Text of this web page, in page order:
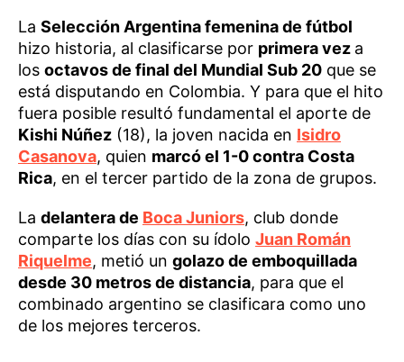
La Selección Argentina femenina de fútbol
hizo historia, al clasificarse por primera vez a
los octavos de final del Mundial Sub 20 que se
está disputando en Colombia. Y para que el hito
fuera posible resultó fundamental el aporte de
Kishi Núñez (18), la joven nacida en Isidro
Casanova, quien marcó el 1-0 contra Costa
Rica, en el tercer partido de la zona de grupos.
La delantera de Boca Juniors, club donde
comparte los días con su ídolo Juan Román
Riquelme, metió un golazo de emboquillada
desde 30 metros de distancia, para que el
combinado argentino se clasificara como uno
de los mejores terceros.